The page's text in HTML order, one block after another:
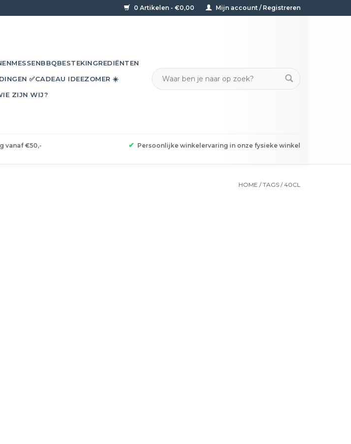
0 Artikelen - €0,00 Mijn account / Registreren
MESSENBBQBESTEKINGREDIËNTEN
✅CADEAU IDEEZOMER ☀️
ZIJN WIJ?
vanaf €50,- ✔ Persoonlijke winkelervaring in onze fysieke winkel
HOME /TAGS /40CL